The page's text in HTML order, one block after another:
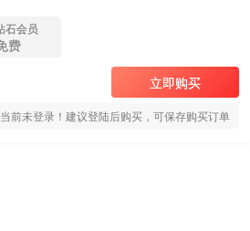
石会员
费
立即购买
前未登录！建议登陆后购买，可保存购买订单